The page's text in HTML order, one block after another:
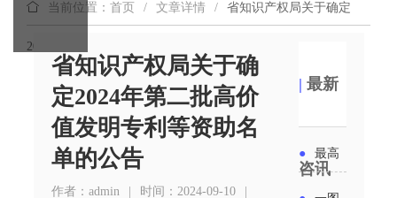
当前位置：首页 / 文章详情 / 省知识产权局关于确定
2024年第二批高价值发明专利等资助名单的公告
省知识产权局关于确
定2024年第二批高价
值发明专利等资助名
单的公告
作者：admin | 时间：2024-09-10
|
|最新
咨讯
● 最高